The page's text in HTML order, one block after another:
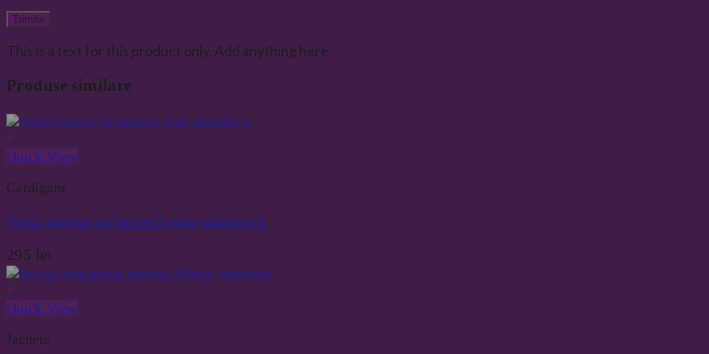
This is a text for this product only. Add anything here
Produse similare
Quick View
Cardigane
Vesta neagra cu insertii etno marime L
295 lei
Quick View
Jachete